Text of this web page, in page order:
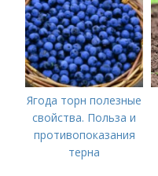
Ягода торн полезные
свойства. Польза и
противопоказания
терна